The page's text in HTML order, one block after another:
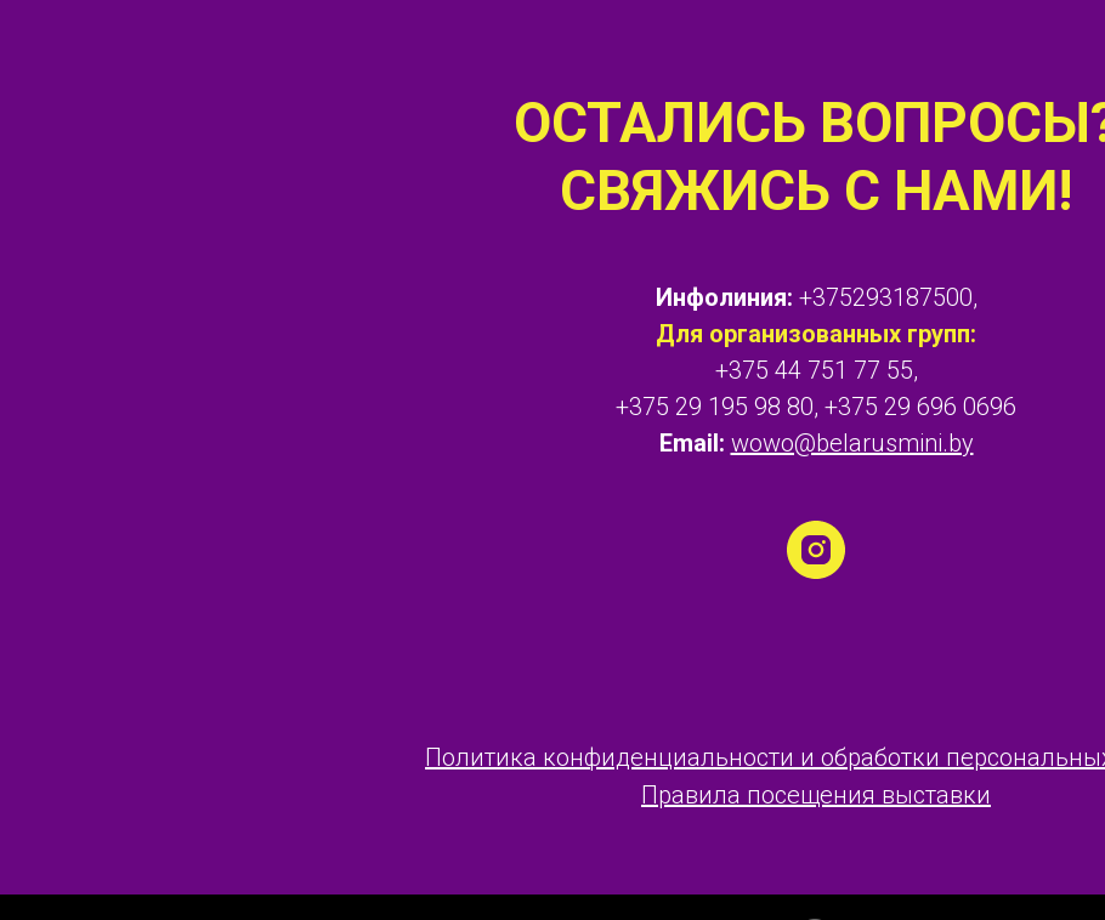
ОСТАЛИСЬ
СВЯЖИСЬ С НАМИ!
Инфолиния: +375293187500,
Для организованных групп:
+375 44 751 77 55,
+375 29 195 98 80, +375 29 696 0696
Email: wowo@belarusmini.by
Политика конфиденциальности и обработки
Правила посещения выставки